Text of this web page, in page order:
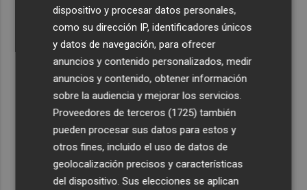
Una batea clochinera se hunde y otra sufre daños en un
incidente con un buque en el puerto de Valencia
Recibe toda la actualidad de
Plaza Podcast en tu correo
Quiero suscribirme
dispositivo y procesar datos personales,
como su dirección IP, identificadores únicos
y datos de navegación, para ofrecer
anuncios y contenido personalizados, medir
anuncios y contenido, obtener información
sobre la audiencia y mejorar los servicios.
Proveedores de terceros (1725) también
pueden procesar sus datos para estos y
otros fines, incluido el uso de datos de
geolocalización precisos y características
del dispositivo. Sus elecciones se aplican